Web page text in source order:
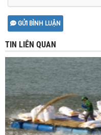
GỬI BÌNH LUẬN
TIN LIÊN QUAN